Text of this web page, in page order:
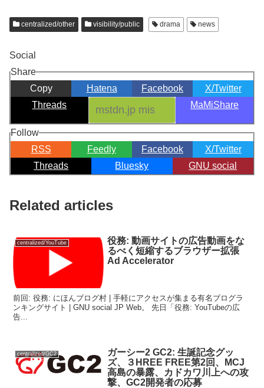
centralized/other visibility/public drama news
Social
Share
Copy
Hatena Facebook
X/Twitter
Threads
MaMiShare
Follow
RSS
Feedly Facebook
X/Twitter
Threads
Bluesky GNU social
Related articles
centralized/YouTube
役務: 動画サイトの広告動画をな
るべく短縮するブラウザー拡張
Ad Accelerator
前回: 役務: にほんブログ村 | 手軽にアクセスが集まる有名ブログラ
ンキングサイト | GNU social JP Web。 先日「役務: YouTubeの広
告...
centralized/GC2
ガーシー2 GC2: 生誕記念グッ
ズ、３HREE FREE第2回、MCJ
高島の暴露、カドカワ川上への攻
撃、GC2開発者の応募